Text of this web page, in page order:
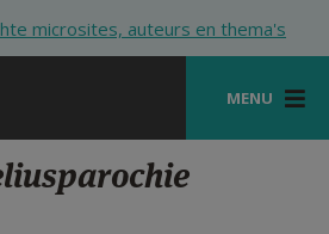
microsites, auteurs en thema's
MENU